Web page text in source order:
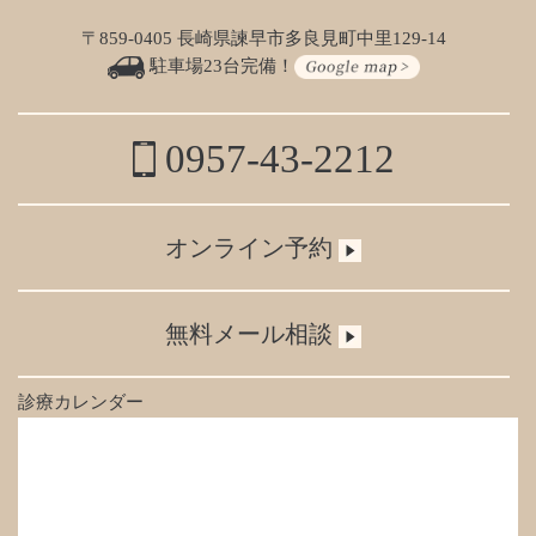
〒859-0405 長崎県諫早市多良見町中里129-14
駐車場23台完備！
0957-43-2212
オンライン予約
無料メール相談
診療カレンダー